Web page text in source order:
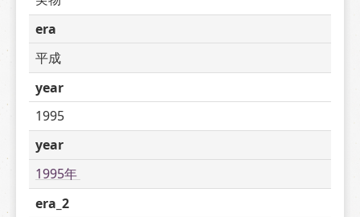
era
平成
year
1995
year
1995年
era_2